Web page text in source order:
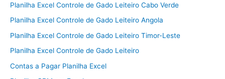
Planilha Excel Controle de Gado Leiteiro Cabo Verde
Planilha Excel Controle de Gado Leiteiro Angola
Planilha Excel Controle de Gado Leiteiro Timor-Leste
Planilha Excel Controle de Gado Leiteiro
Contas a Pagar Planilha Excel